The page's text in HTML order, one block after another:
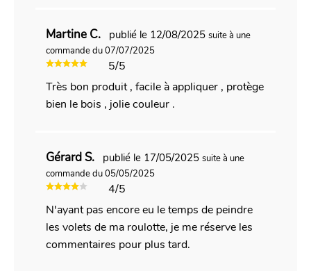
Martine C. publié le 12/08/2025 suite à une
commande du 07/07/2025
5/5
Très bon produit , facile à appliquer , protège
bien le bois , jolie couleur .
Gérard S. publié le 17/05/2025 suite à une
commande du 05/05/2025
4/5
N'ayant pas encore eu le temps de peindre
les volets de ma roulotte, je me réserve les
commentaires pour plus tard.